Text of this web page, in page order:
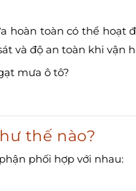
hoàn toàn có thể hoạt
và độ an toàn khi vận
mưa ô tô?
thế nào?
phối hợp với nhau: